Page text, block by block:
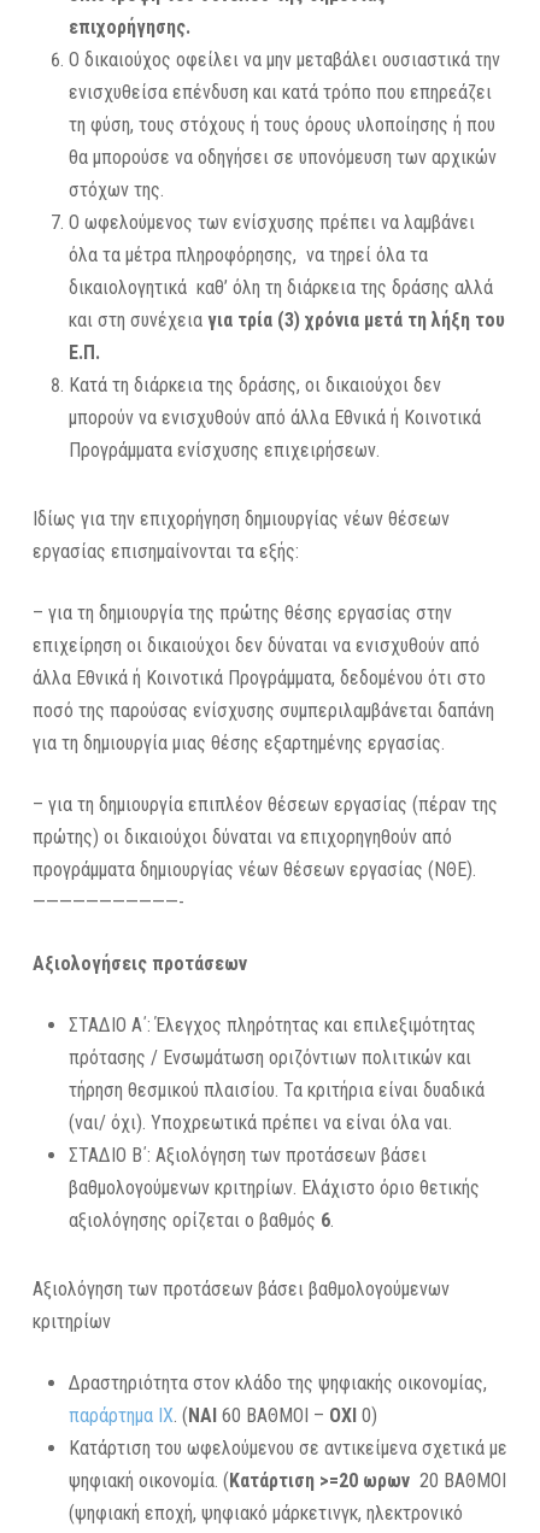
επιχορήγησης.
Ο δικαιούχος οφείλει να μην μεταβάλει ουσιαστικά την
ενισχυθείσα επένδυση και κατά τρόπο που επηρεάζει
τη φύση, τους στόχους ή τους όρους υλοποίησης ή που
θα μπορούσε να οδηγήσει σε υπονόμευση των αρχικών
στόχων της.
Ο ωφελούμενος των ενίσχυσης πρέπει να λαμβάνει
όλα τα μέτρα πληροφόρησης, να τηρεί όλα τα
δικαιολογητικά καθ’ όλη τη διάρκεια της δράσης αλλά
και στη συνέχεια για τρία (3) χρόνια μετά τη λήξη του
Ε.Π.
Κατά τη διάρκεια της δράσης, οι δικαιούχοι δεν
μπορούν να ενισχυθούν από άλλα Εθνικά ή Κοινοτικά
Προγράμματα ενίσχυσης επιχειρήσεων.
Ιδίως για την επιχορήγηση δημιουργίας νέων θέσεων
εργασίας επισημαίνονται τα εξής:
– για τη δημιουργία της πρώτης θέσης εργασίας στην
επιχείρηση οι δικαιούχοι δεν δύναται να ενισχυθούν από
άλλα Εθνικά ή Κοινοτικά Προγράμματα, δεδομένου ότι στο
ποσό της παρούσας ενίσχυσης συμπεριλαμβάνεται δαπάνη
για τη δημιουργία μιας θέσης εξαρτημένης εργασίας.
– για τη δημιουργία επιπλέον θέσεων εργασίας (πέραν της
πρώτης) οι δικαιούχοι δύναται να επιχορηγηθούν από
προγράμματα δημιουργίας νέων θέσεων εργασίας (ΝΘΕ).
———————————-
Αξιολογήσεις προτάσεων
ΣΤΑΔΙΟ Α΄: Έλεγχος πληρότητας και επιλεξιμότητας
πρότασης / Ενσωμάτωση οριζόντιων πολιτικών και
τήρηση θεσμικού πλαισίου. Τα κριτήρια είναι δυαδικά
(ναι/ όχι). Υποχρεωτικά πρέπει να είναι όλα ναι.
ΣΤΑΔΙΟ Β΄: Αξιολόγηση των προτάσεων βάσει
βαθμολογούμενων κριτηρίων. Ελάχιστο όριο θετικής
αξιολόγησης ορίζεται ο βαθμός 6.
Αξιολόγηση των προτάσεων βάσει βαθμολογούμενων
κριτηρίων
Δραστηριότητα στον κλάδο της ψηφιακής οικονομίας,
παράρτημα ΙΧ. (ΝΑΙ 60 ΒΑΘΜΟΙ – ΟΧΙ 0)
Κατάρτιση του ωφελούμενου σε αντικείμενα σχετικά με
ψηφιακή οικονομία. (Κατάρτιση >=20 ωρων 20 ΒΑΘΜΟΙ
(ψηφιακή εποχή, ψηφιακό μάρκετινγκ, ηλεκτρονικό